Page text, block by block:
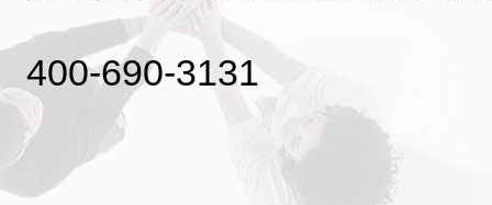
400-690-3131